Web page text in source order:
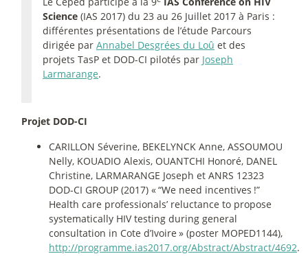
Science (IAS 2017) du 23 au 26 Juillet 2017 à Paris :
différentes présentations de l’étude Parcours
dirigée par Annabel Desgrées du Loû et des
projets TasP et DOD-CI pilotés par Joseph
Larmarange.
Projet DOD-CI
CARILLON Séverine, BEKELYNCK Anne, ASSOUMOU
Nelly, KOUADIO Alexis, OUANTCHI Honoré, DANEL
Christine, LARMARANGE Joseph et ANRS 12323
DOD-CI GROUP (2017) «“We need incentives !”
Health care professionals’ reluctance to propose
systematically HIV testing during general
consultation in Cote d’Ivoire » (poster MOPED1144),
http://programme.ias2017.org/Abstract/Abstract/4692.